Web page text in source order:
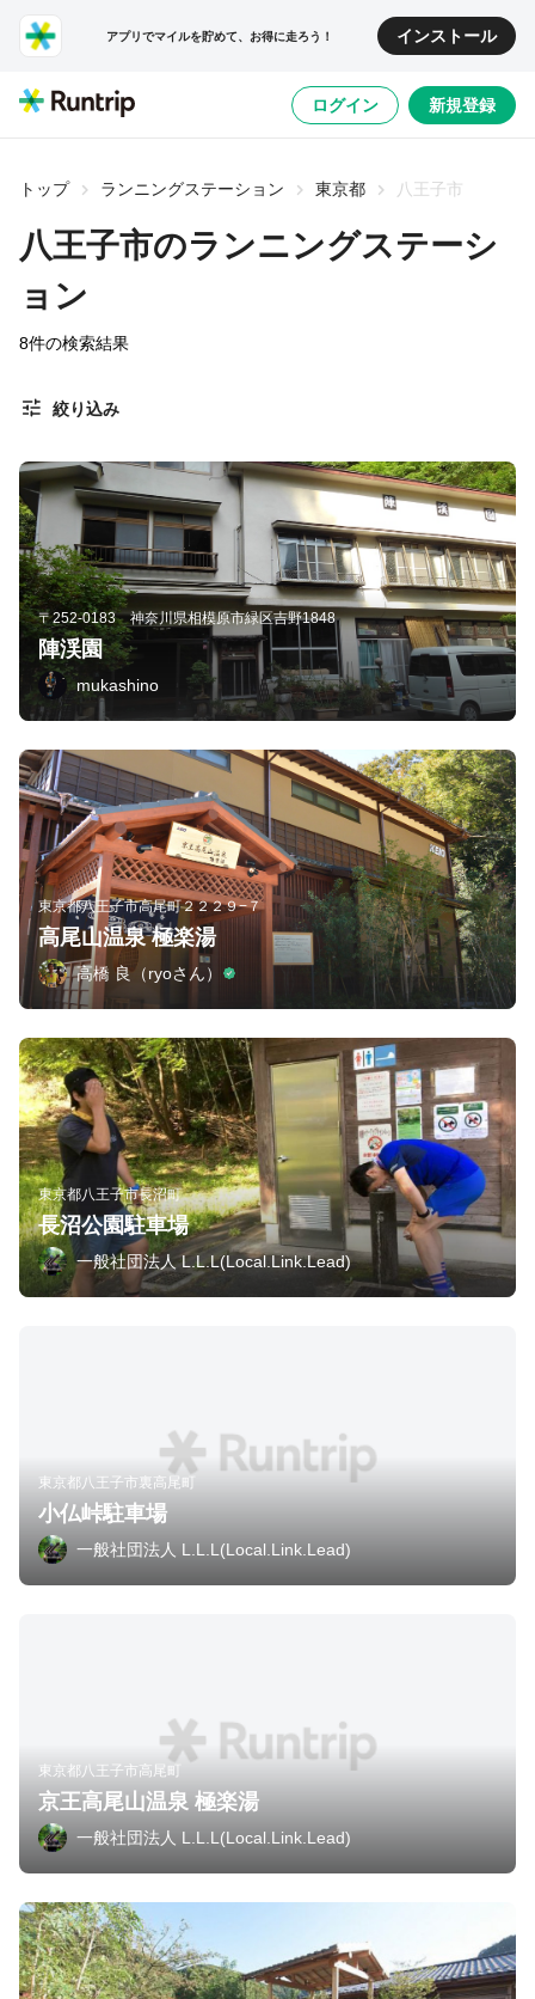
アプリでマイルを貯めて、お得に走ろう！ インストール
ログイン 新規登録
トップ ランニングステーション 東京都 八王子市
八王子市のランニングステーシ
ョン
8件の検索結果
絞り込み
〒252-0183 神奈川県相模原市緑区吉野1848
陣渓園
mukashino
東京都八王子市高尾町２２２９−７
高尾山温泉 極楽湯
高橋 良（ryoさん）
東京都八王子市長沼町
長沼公園駐車場
一般社団法人 L.L.L(Local.Link.Lead)
東京都八王子市裏高尾町
小仏峠駐車場
一般社団法人 L.L.L(Local.Link.Lead)
東京都八王子市高尾町
京王高尾山温泉 極楽湯
一般社団法人 L.L.L(Local.Link.Lead)